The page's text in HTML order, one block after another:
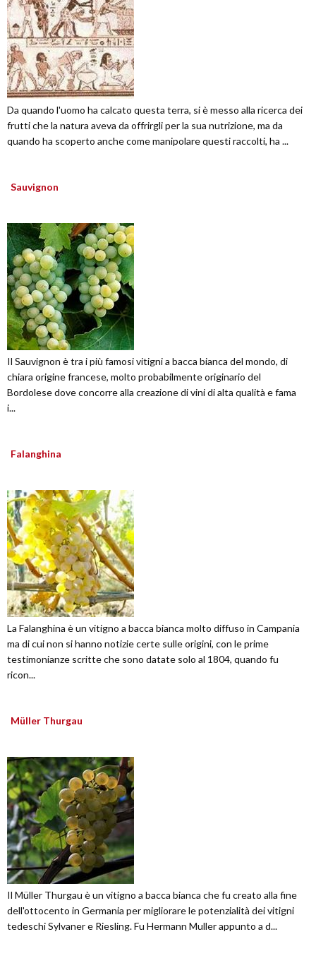
Da quando l'uomo ha calcato questa terra, si è messo alla ricerca dei
frutti che la natura aveva da offrirgli per la sua nutrizione, ma da
quando ha scoperto anche come manipolare questi raccolti, ha ...
Sauvignon
Il Sauvignon è tra i più famosi vitigni a bacca bianca del mondo, di
chiara origine francese, molto probabilmente originario del
Bordolese dove concorre alla creazione di vini di alta qualità e fama
i...
Falanghina
La Falanghina è un vitigno a bacca bianca molto diffuso in Campania
ma di cui non si hanno notizie certe sulle origini, con le prime
testimonianze scritte che sono datate solo al 1804, quando fu
ricon...
Müller Thurgau
Il Müller Thurgau è un vitigno a bacca bianca che fu creato alla fine
dell'ottocento in Germania per migliorare le potenzialità dei vitigni
tedeschi Sylvaner e Riesling. Fu Hermann Muller appunto a d...